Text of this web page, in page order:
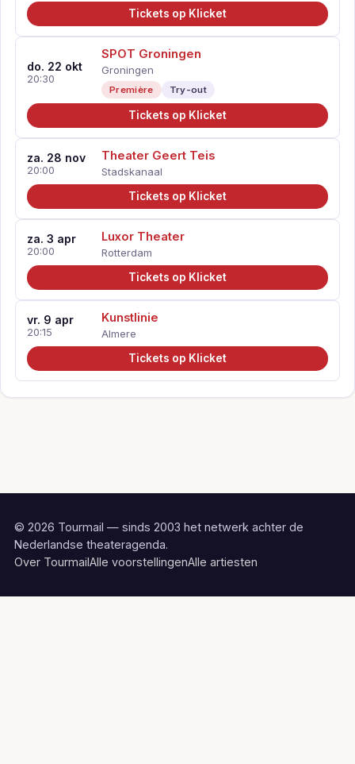
Tickets op Klicket
do. 22 okt
20:30
SPOT Groningen
Groningen
Première Try-out
Tickets op Klicket
za. 28 nov
20:00
Theater Geert Teis
Stadskanaal
Tickets op Klicket
za. 3 apr
20:00
Luxor Theater
Rotterdam
Tickets op Klicket
vr. 9 apr
20:15
Kunstlinie
Almere
Tickets op Klicket
© 2026 Tourmail — sinds 2003 het netwerk achter de
Nederlandse theateragenda.
Over TourmailAlle voorstellingenAlle artiesten